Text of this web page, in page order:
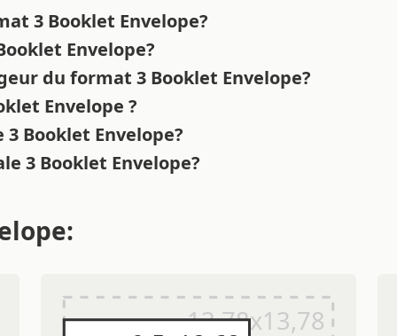
3 Booklet Envelope?
Envelope?
du format 3 Booklet Envelope?
Envelope ?
Booklet Envelope?
3 Booklet Envelope?